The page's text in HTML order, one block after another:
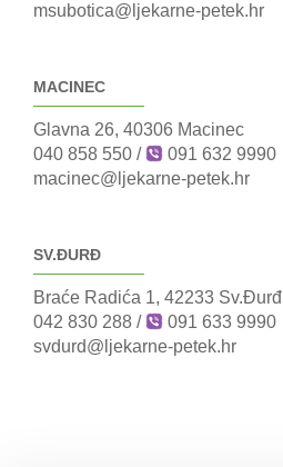
msubotica@ljekarne-petek.hr
MACINEC
Glavna 26, 40306 Macinec
040 858 550 /
091 632 9990
macinec@ljekarne-petek.hr
SV.ĐURĐ
Braće Radića 1, 42233 Sv.Đurđ
042 830 288 /
091 633 9990
svdurd@ljekarne-petek.hr